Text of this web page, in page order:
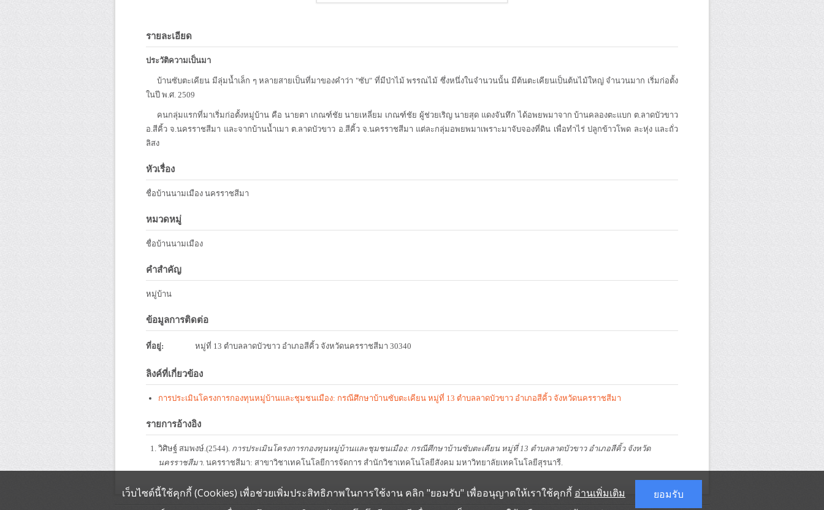
รายละเอียด
ประวัติความเป็นมา
บ้านซับตะเคียน มีลุ่มน้ำเล็ก ๆ หลายสายเป็นที่มาของคำว่า "ซับ" ที่มีป่าไม้ พรรณไม้ ซึ่งหนึ่งในจำนวนนั้น มีต้นตะเคียนเป็นต้นไม้ใหญ่ จำนวนมาก เริ่มก่อตั้ง
ในปี พ.ศ. 2509
คนกลุ่มแรกที่มาเริ่มก่อตั้งหมู่บ้าน คือ นายตา เกณฑ์ชัย นายเหลี่ยม เกณฑ์ชัย ผู้ช่วยเริญ นายสุด แดงจันทึก ได้อพยพมาจาก บ้านคลองตะแบก ต.ลาดบัวขาว
อ.สีคิ้ว จ.นครราชสีมา และจากบ้านน้ำเมา ต.ลาดบัวขาว อ.สีคิ้ว จ.นครราชสีมา แต่ละกลุ่มอพยพมาเพราะมาจับจองที่ดิน เพื่อทำไร่ ปลูกข้าวโพด ละหุ่ง และถั่ว
ลิสง
หัวเรื่อง
ชื่อบ้านนามเมือง นครราชสีมา
หมวดหมู่
ชื่อบ้านนามเมือง
คำสำคัญ
หมู่บ้าน
ข้อมูลการติดต่อ
ที่อยู่: หมู่ที่ 13 ตำบลลาดบัวขาว อำเภอสีคิ้ว จังหวัดนครราชสีมา 30340
ลิงค์ที่เกี่ยวข้อง
การประเมินโครงการกองทุนหมู่บ้านและชุมชนเมือง: กรณีศึกษาบ้านซับตะเคียน หมู่ที่ 13 ตำบลลาดบัวขาว อำเภอสีคิ้ว จังหวัดนครราชสีมา
รายการอ้างอิง
วิศิษฐ์ สมพงษ์.(2544). การประเมินโครงการกองทุนหมู่บ้านและชุมชนเมือง: กรณีศึกษาบ้านซับตะเคียน หมู่ที่ 13 ตำบลลาดบัวขาว อำเภอสีคิ้ว จังหวัด
นครราชสีมา. นครราชสีมา: สาขาวิชาเทคโนโลยีการจัดการ สำนักวิชาเทคโนโลยีสังคม มหาวิทยาลัยเทคโนโลยีสุรนารี.
เว็บไซต์นี้ใช้คุกกี้ (Cookies) เพื่อช่วยเพิ่มประสิทธิภาพในการใช้งาน คลิก "ยอมรับ" เพื่ออนุญาตให้เราใช้คุกกี้ อ่านเพิ่มเติม
ยอมรับ